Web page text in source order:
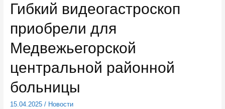
«Профессионалитета»
Карелии
пришли
более
12
родителей
будущих
абитуриентов
Гибкий видеогастроскоп
приобрели для
Медвежьегорской
центральной районной
больницы
15.04.2025/ Новости